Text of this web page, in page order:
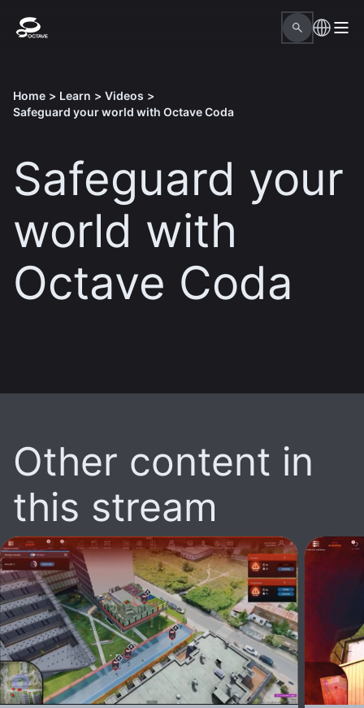
Home > Learn > Videos >
Safeguard your world with Octave Coda
Safeguard your
world with
Octave Coda
Other content in
this stream